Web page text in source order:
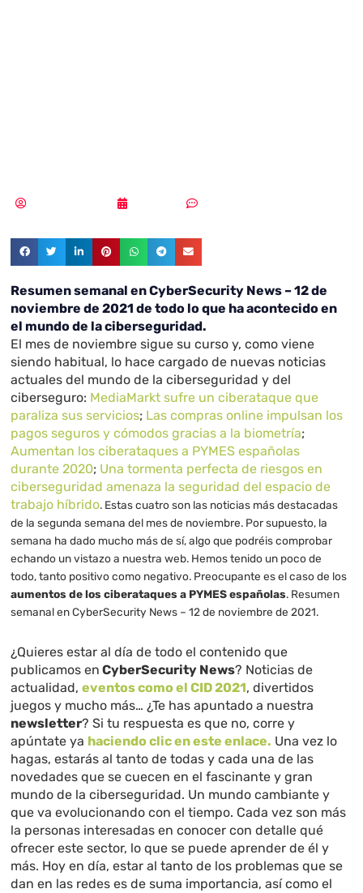
Resumen semanal en CyberSecurity News – 12 de
noviembre de 2021 de todo lo que ha acontecido en
el mundo de la ciberseguridad.
El mes de noviembre sigue su curso y, como viene
siendo habitual, lo hace cargado de nuevas noticias
actuales del mundo de la ciberseguridad y del
ciberseguro: MediaMarkt sufre un ciberataque que
paraliza sus servicios; Las compras online impulsan los
pagos seguros y cómodos gracias a la biometría;
Aumentan los ciberataques a PYMES españolas
durante 2020; Una tormenta perfecta de riesgos en
ciberseguridad amenaza la seguridad del espacio de
trabajo híbrido. Estas cuatro son las noticias más destacadas
de la segunda semana del mes de noviembre. Por supuesto, la
semana ha dado mucho más de sí, algo que podréis comprobar
echando un vistazo a nuestra web. Hemos tenido un poco de
todo, tanto positivo como negativo. Preocupante es el caso de los
aumentos de los ciberataques a PYMES españolas. Resumen
semanal en CyberSecurity News – 12 de noviembre de 2021.
¿Quieres estar al día de todo el contenido que
publicamos en CyberSecurity News? Noticias de
actualidad,eventos como el CID 2021, divertidos
juegos y mucho más… ¿Te has apuntado a nuestra
newsletter? Si tu respuesta es que no, corre y
apúntate ya haciendo clic en este enlace. Una vez lo
hagas, estarás al tanto de todas y cada una de las
novedades que se cuecen en el fascinante y gran
mundo de la ciberseguridad. Un mundo cambiante y
que va evolucionando con el tiempo. Cada vez son más
la personas interesadas en conocer con detalle qué
ofrecer este sector, lo que se puede aprender de él y
más. Hoy en día, estar al tanto de los problemas que se
dan en las redes es de suma importancia, así como el